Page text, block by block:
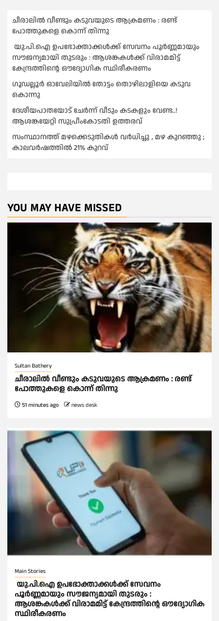
ചീരാലിൽ വീണ്ടും കടുവയുടെ ആക്രമണം : രണ്ട്
പോത്തുകളെ കൊന്ന് തിന്നു
യു.പി.ഐ ഉപഭോക്താക്കള്‍ക്ക് സേവനം പൂര്‍ണ്ണമായും
സൗജന്യമായി തുടരും : ആശങ്കകള്‍ക്ക് വിരാമമിട്ട്
കേന്ദ്രത്തിന്റെ ഔദ്യോഗിക സ്ഥിരീകരണം
ഗൂഡല്ലൂർ ഓവേലിയിൽ തോട്ടം തൊഴിലാളിയെ കടുവ
കൊന്നു
ദേശീയപാതയോട് ചേര്‍ന്ന് വീടും കടകളും വേണ്ട..!
ആശങ്കയേറ്റി സുപ്രീംകോടതി ഉത്തരവ്
സംസ്ഥാനത്ത് മഴക്കെടുതികള്‍ വര്‍ധിച്ചു , മഴ കുറഞ്ഞു ;
കാലവര്‍ഷത്തില്‍ 21% കുറവ്
YOU MAY HAVE MISSED
Sultan Bathery
ചീരാലിൽ വീണ്ടും കടുവയുടെ ആക്രമണം : രണ്ട്
പോത്തുകളെ കൊന്ന് തിന്നു
51 minutes ago news desk
Main Stories
യു.പി.ഐ ഉപഭോക്താക്കള്‍ക്ക് സേവനം
പൂര്‍ണ്ണമായും സൗജന്യമായി തുടരും :
ആശങ്കകള്‍ക്ക് വിരാമമിട്ട് കേന്ദ്രത്തിന്റെ ഔദ്യോഗിക
സ്ഥിരീകരണം